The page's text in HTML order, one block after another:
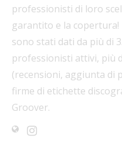
professionisti di loro
garantito e la copertura!
sono stati dati da più di
professionisti attivi, più
(recensioni, aggiunta di
firme di etichette
Groover.